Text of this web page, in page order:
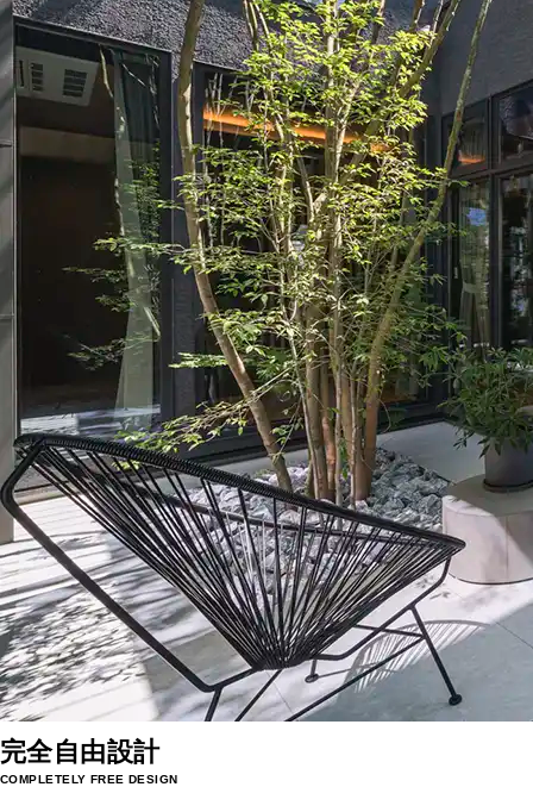
完全自由設計
COMPLETELY FREE DESIGN